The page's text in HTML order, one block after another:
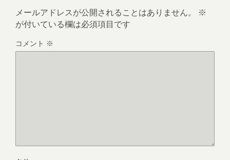
メールアドレスが公開されることはありません。
※
が付いている欄は必須項目です
コメント ※